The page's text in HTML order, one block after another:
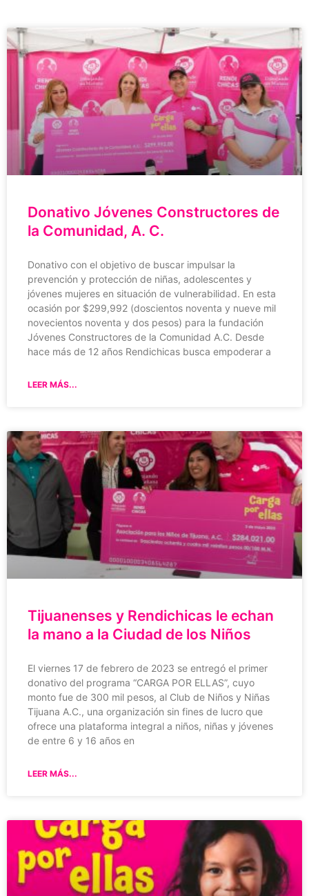
Donativo Jóvenes Constructores de
la Comunidad, A. C.
Donativo con el objetivo de buscar impulsar la
prevención y protección de niñas, adolescentes y
jóvenes mujeres en situación de vulnerabilidad. En esta
ocasión por $299,992 (doscientos noventa y nueve mil
novecientos noventa y dos pesos) para la fundación
Jóvenes Constructores de la Comunidad A.C. Desde
hace más de 12 años Rendichicas busca empoderar a
LEER MÁS...
Tijuanenses y Rendichicas le echan
la mano a la Ciudad de los Niños
El viernes 17 de febrero de 2023 se entregó el primer
donativo del programa “CARGA POR ELLAS”, cuyo
monto fue de 300 mil pesos, al Club de Niños y Niñas
Tijuana A.C., una organización sin fines de lucro que
ofrece una plataforma integral a niños, niñas y jóvenes
de entre 6 y 16 años en
LEER MÁS...